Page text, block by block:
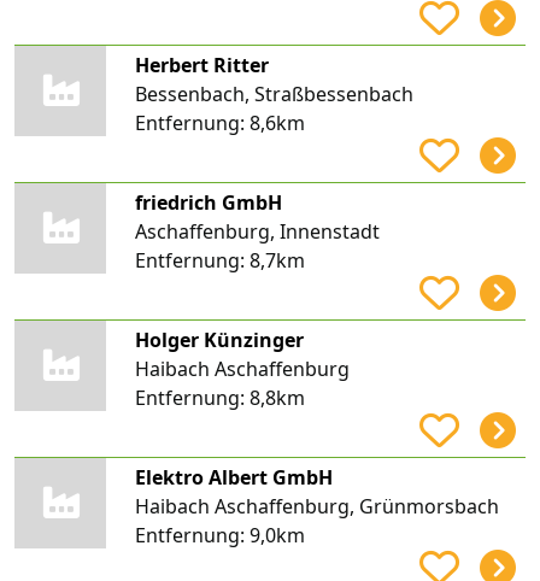
Herbert Ritter
Bessenbach, Straßbessenbach
Entfernung: 8,6km
friedrich GmbH
Aschaffenburg, Innenstadt
Entfernung: 8,7km
Holger Künzinger
Haibach Aschaffenburg
Entfernung: 8,8km
Elektro Albert GmbH
Haibach Aschaffenburg, Grünmorsbach
Entfernung: 9,0km